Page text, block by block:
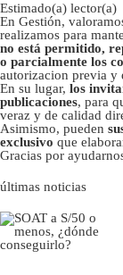
Estimado(a) lector(a)
En Gestión,
realizamos para
no está permitido,
o parcialmente los
autorizacion previa y
En su lugar, los
publicaciones, para
veraz y de calidad
Asimismo, pueden
exclusivo que
Gracias por
últimas noticias